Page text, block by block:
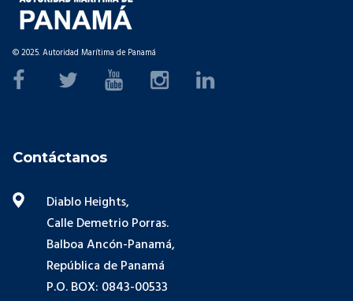
© 2025. Autoridad Marítima de Panamá
Contáctanos
Diablo Heights,
Calle Demetrio Porras.
Balboa Ancón-Panamá,
República de Panamá
P.O. BOX: 0843-00533